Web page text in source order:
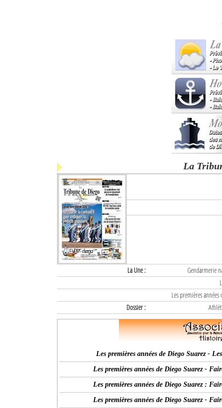
La
La Une :
Gendarmerie
Les premières
Dossier :
Les premières années de Diego Suarez -
Les premières années de Diego Suarez -
Les premières années de Diego Suarez :
Les premières années de Diego Suarez -